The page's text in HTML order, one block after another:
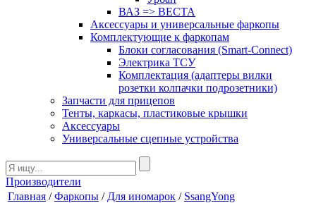
ВАЗ => ВЕСТА
Аксессуары и универсальные фаркопы
Комплектующие к фаркопам
Блоки согласования (Smart-Connect)
Электрика ТСУ
Комплектация (адаптеры вилки
розетки колпачки подрозетники)
Запчасти для прицепов
Тенты, каркасы, пластиковые крышки
Аксессуары
Универсальные сцепные устройства
Производители
Главная /Фаркопы / Для иномарок / SsangYong